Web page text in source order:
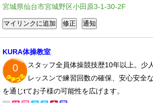
宮城県仙台市宮城野区小田原3-1-30-2F
KURA体操教室
0
スタッフ全員体操競技歴10年以上。少
レッスンで練習回数の確保、安心安全
を通じtてお子様の可能性を広げます。